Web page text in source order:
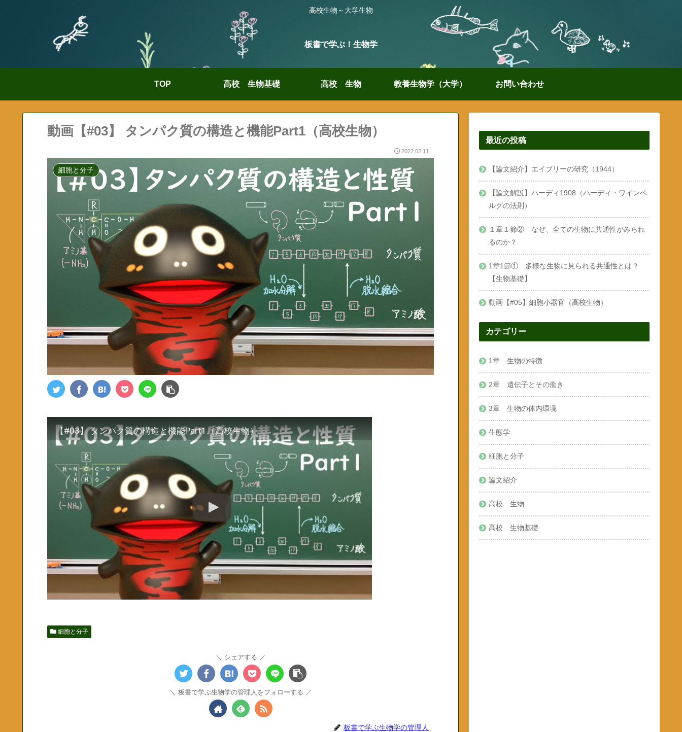
高校生物～大学生物
板書で学ぶ！生物学
TOP 高校 生物基礎 高校 生物 教養生物学（大学） お問い合わせ
動画【#03】 タンパク質の構造と機能Part1（高校生物）
2022.02.11
細胞と分子
【#03】 タンパク質の構造と機能Part1（高校生物）
細胞と分子
シェアする
板書で学ぶ生物学の管理人をフォローする
板書で学ぶ生物学の管理人
最近の投稿
【論文紹介】エイブリーの研究（1944）
【論文解説】ハーディ1908（ハーディ・ワインベ
ルグの法則）
１章１節② なぜ、全ての生物に共通性がみられ
るのか？
1章1節① 多様な生物に見られる共通性とは？
【生物基礎】
動画【#05】細胞小器官（高校生物）
カテゴリー
1章 生物の特徴
2章 遺伝子とその働き
3章 生物の体内環境
生態学
細胞と分子
論文紹介
高校 生物
高校 生物基礎